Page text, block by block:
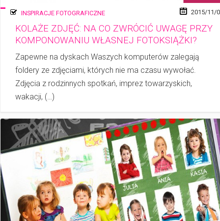
INSPIRACJE FOTOGRAFICZNE 2015/11/
KOLAŻE ZDJĘĆ: NA CO ZWRÓCIĆ UWAGĘ PRZY
KOMPONOWANIU WŁASNEJ FOTOKSIĄŻKI?
Zapewne na dyskach Waszych komputerów zalegają
foldery ze zdjęciami, których nie ma czasu wywołać.
Zdjęcia z rodzinnych spotkań, imprez towarzyskich,
wakacji, (…)